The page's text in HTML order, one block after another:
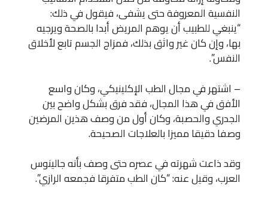
النفسية المعروفة حتى يشفى، فيقول في ذلك:
“ينبغي للطبيب أن يوهم المريض أبدا بالصحة ويرجيه
بها، وإن كان غير واثق بذلك، فمزاج الجسم تابع لأخلاق
النفس”.
– اشتهر في مجال الطب الإكلينيكي، وكان واسع
الأفق في هذا المجال، فقد فرق بشكل واضح بين
الجدري والحصبة، وكان أول من وصف هذين المرضين
وصفا دقيقا مميزا بالعلاجات الصحيحة.
وقد ذاعت شهرته في عصره حتى وصف بأنه جالينوس
العرب، وقيل عنه: “كان الطب متفرقا فجمعه الرازي”.